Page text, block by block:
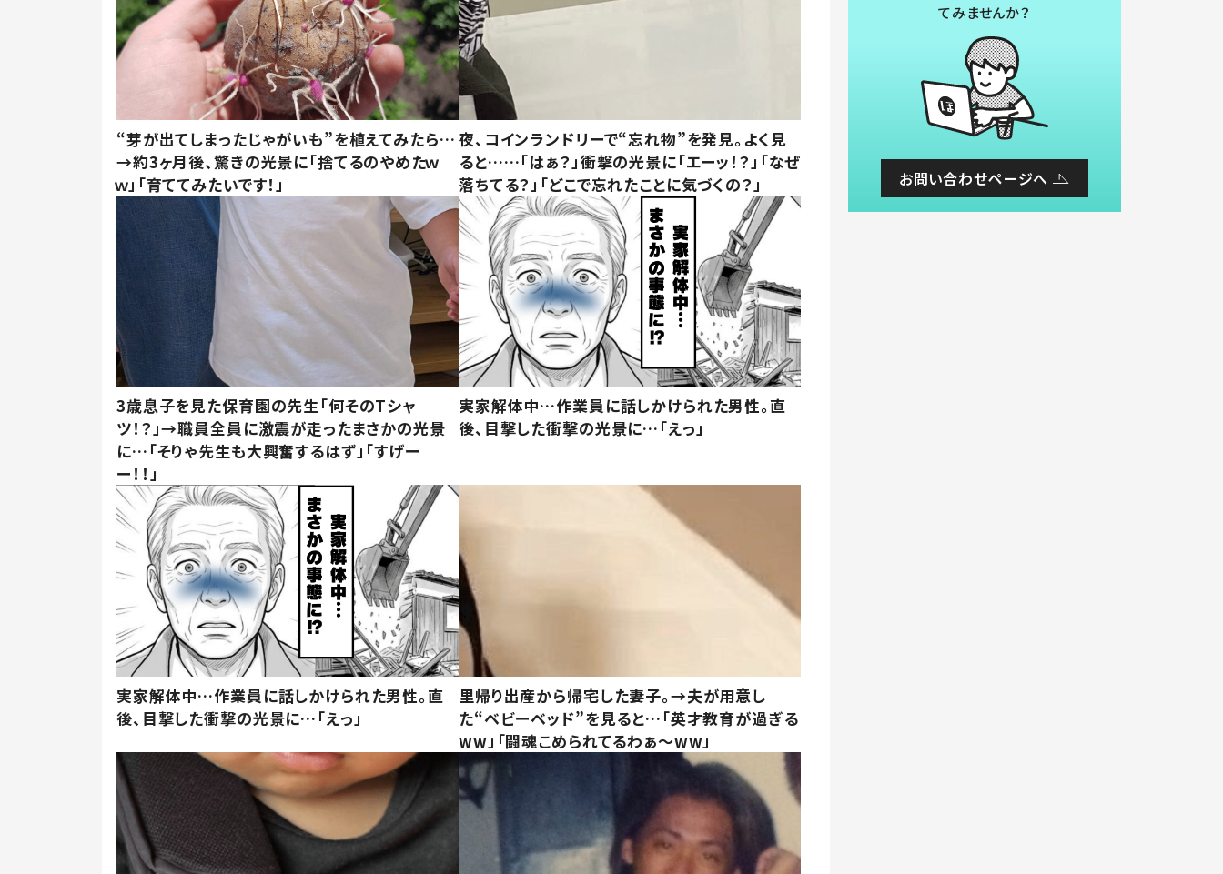
“芽が出てしまったじゃがいも”を植えてみたら…
→約3ヶ月後、驚きの光景に「捨てるのやめたｗ
ｗ」「育ててみたいです！」
夜、コインランドリーで“忘れ物”を発見。よく見
ると……「はぁ？」衝撃の光景に「エーッ！？」「なぜ
落ちてる？」「どこで忘れたことに気づくの？」
3歳息子を見た保育園の先生「何そのTシャ
ツ！？」→職員全員に激震が走ったまさかの光景
に…「そりゃ先生も大興奮するはず」「すげー
ー！！」
実家解体中…作業員に話しかけられた男性。直
後、目撃した衝撃の光景に…「えっ」
実家解体中…作業員に話しかけられた男性。直
後、目撃した衝撃の光景に…「えっ」
里帰り出産から帰宅した妻子。→夫が用意し
た“ベビーベッド”を見ると…「英才教育が過ぎる
ww」「闘魂こめられてるわぁ～ww」
てみませんか？
お問い合わせページへ